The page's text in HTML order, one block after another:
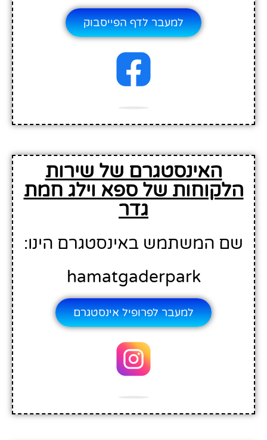
למעבר לדף הפייסבוק
האינסטגרם של שירות
הלקוחות של ספא וילג חמת
גדר
שם המשתמש באינסטגרם הינו:
hamatgaderpark
למעבר לפרופיל אינסטגרם